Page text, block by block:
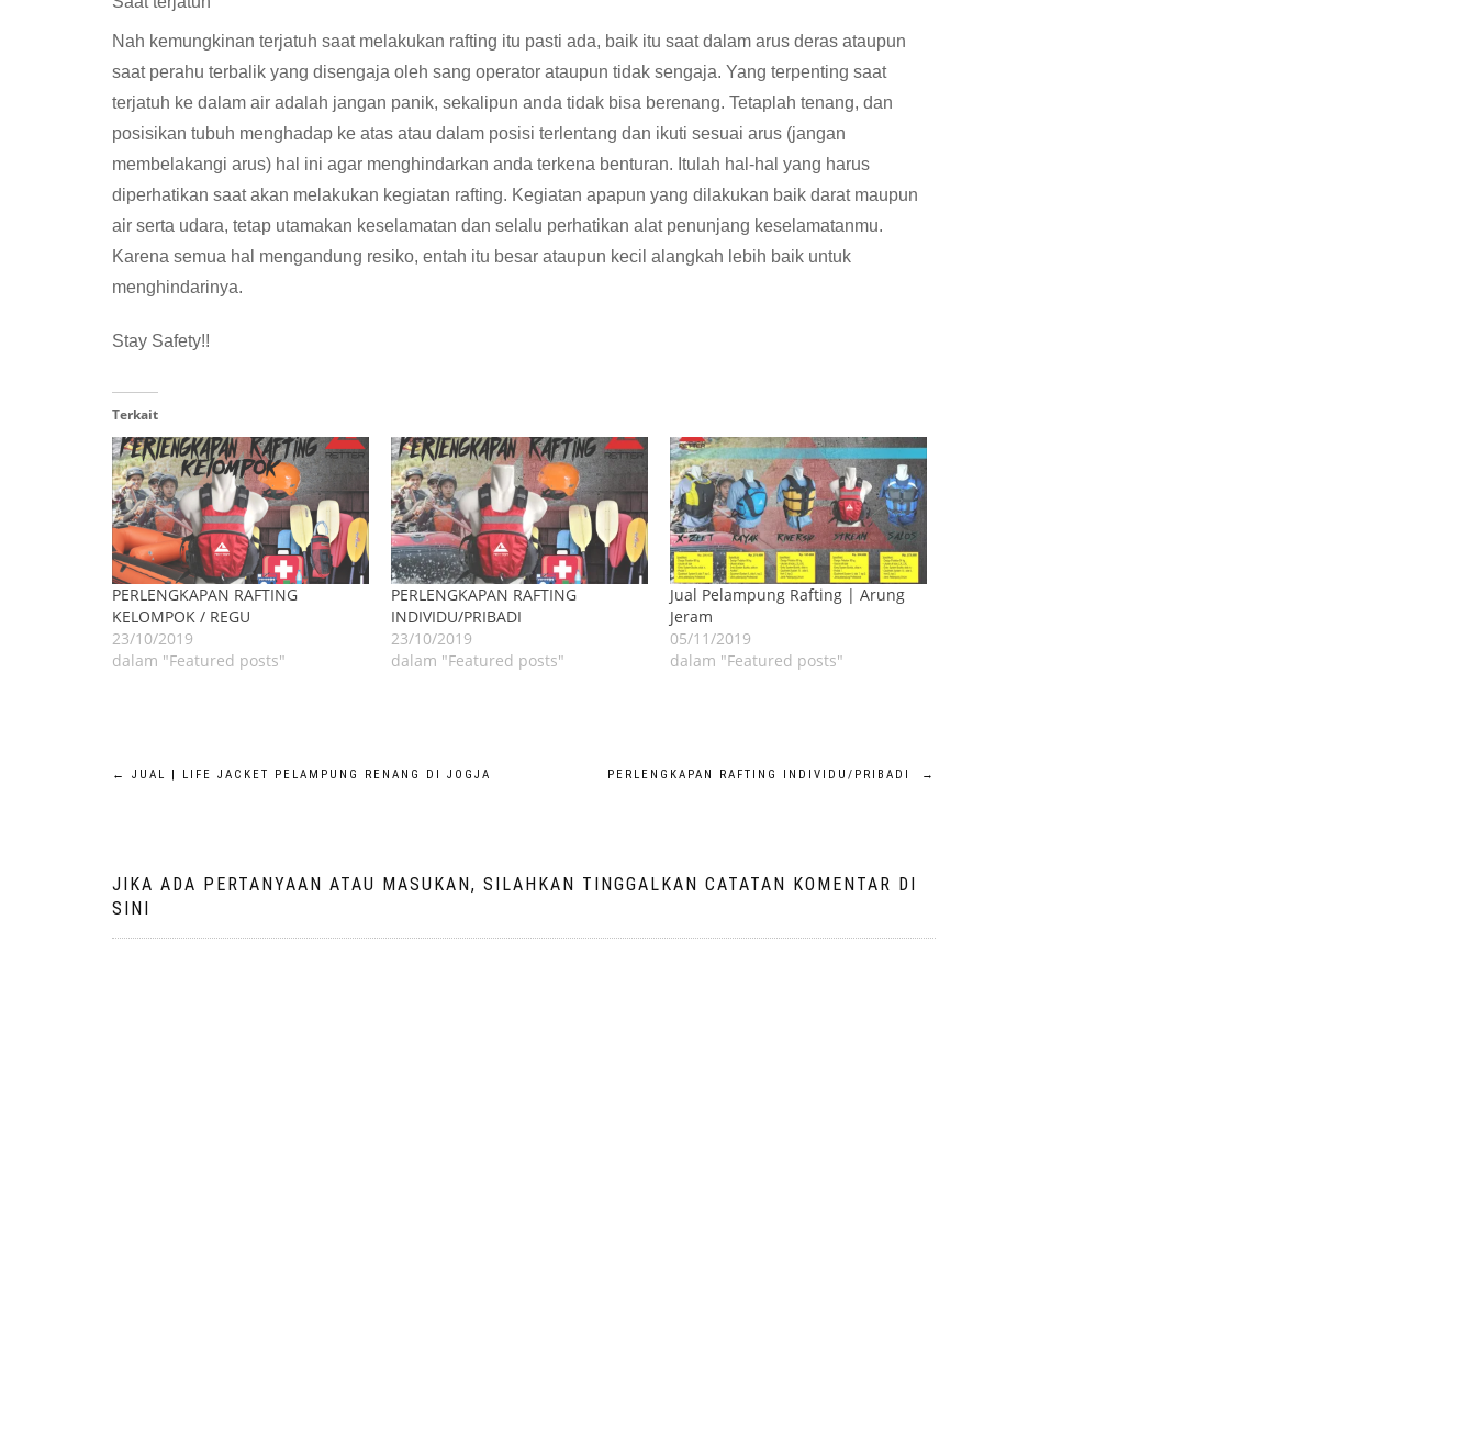
Nah kemungkinan terjatuh saat melakukan rafting itu pasti ada, baik itu saat dalam arus deras ataupun
saat perahu terbalik yang disengaja oleh sang operator ataupun tidak sengaja. Yang terpenting saat
terjatuh ke dalam air adalah jangan panik, sekalipun anda tidak bisa berenang. Tetaplah tenang, dan
posisikan tubuh menghadap ke atas atau dalam posisi terlentang dan ikuti sesuai arus (jangan
membelakangi arus) hal ini agar menghindarkan anda terkena benturan. Itulah hal-hal yang harus
diperhatikan saat akan melakukan kegiatan rafting. Kegiatan apapun yang dilakukan baik darat maupun
air serta udara, tetap utamakan keselamatan dan selalu perhatikan alat penunjang keselamatanmu.
Karena semua hal mengandung resiko, entah itu besar ataupun kecil alangkah lebih baik untuk
menghindarinya.
Stay Safety!!
Terkait
PERLENGKAPAN RAFTING
KELOMPOK / REGU
23/10/2019
dalam "Featured posts"
PERLENGKAPAN RAFTING
INDIVIDU/PRIBADI
23/10/2019
dalam "Featured posts"
Jual Pelampung Rafting | Arung
Jeram
05/11/2019
dalam "Featured posts"
Navigasi
← JUAL | LIFE JACKET PELAMPUNG RENANG DI JOGJA PERLENGKAPAN RAFTING INDIVIDU/PRIBADI →
JIKA ADA PERTANYAAN ATAU MASUKAN, SILAHKAN TINGGALKAN CATATAN KOMENTAR DI
SINI